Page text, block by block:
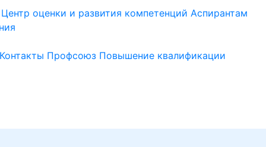
Центр оценки и развития компетенций Аспирантам
Контакты Профсоюз Повышение квалификации